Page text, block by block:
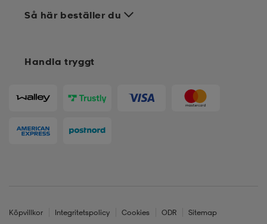
Handla tryggt
Så här beställer du
Köpvillkor Integritetspolicy Cookies ODR Sitemap